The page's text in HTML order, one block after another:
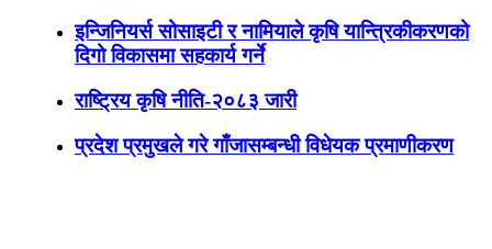
इन्जिनियर्स सोसाइटी र नामियाले कृषि यान्त्रिकीकरणको
दिगो विकासमा सहकार्य गर्ने
राष्ट्रिय कृषि नीति-२०८३ जारी
प्रदेश प्रमुखले गरे गाँजासम्बन्धी विधेयक प्रमाणीकरण